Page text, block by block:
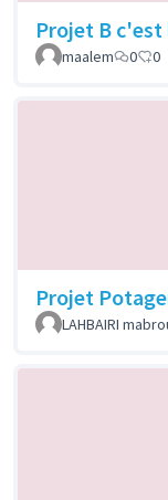
Projet B
maalem 0 0
Projet
LAHBAIRI